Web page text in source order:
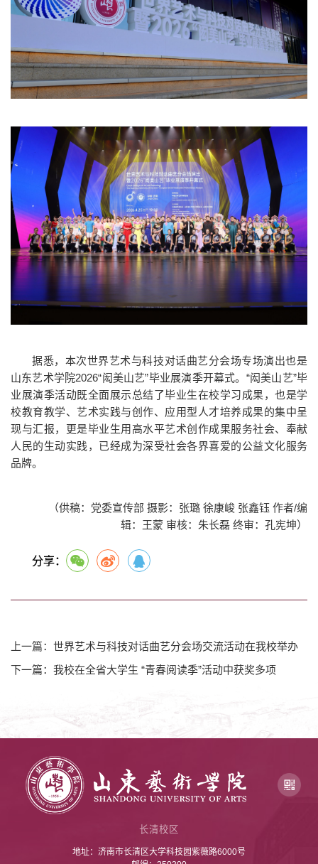
据悉，本次世界艺术与科技对话曲艺分会场专场演出也是
山东艺术学院2026“闳美山艺”毕业展演季开幕式。“闳美山艺”毕
业展演季活动既全面展示总结了毕业生在校学习成果，也是学
校教育教学、艺术实践与创作、应用型人才培养成果的集中呈
现与汇报，更是毕业生用高水平艺术创作成果服务社会、奉献
人民的生动实践，已经成为深受社会各界喜爱的公益文化服务
品牌。
（供稿：党委宣传部 摄影：张璐 徐康峻 张鑫钰 作者/编
辑：王蒙 审核：朱长磊 终审：孔宪坤）
分享：
上一篇：世界艺术与科技对话曲艺分会场交流活动在我校举办
下一篇：我校在全省大学生 “青春阅读季”活动中获奖多项
长清校区
地址：济南市长清区大学科技园紫薇路6000号